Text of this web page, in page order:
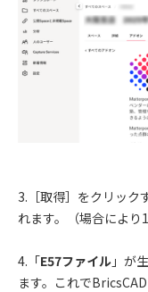
3.［取得］をクリック
れます。（場合により 1
4.「E57ファイル 」が
ます。 これでBricsCAD